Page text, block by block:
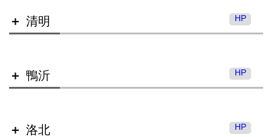
山城高等学校
清明 HP
鴨沂 HP
洛北 HP